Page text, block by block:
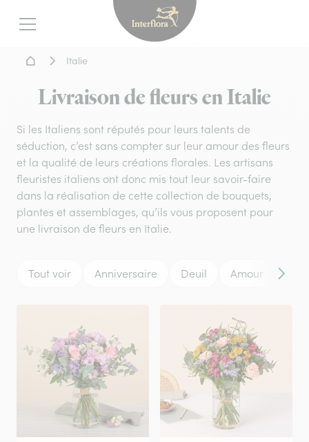
Menu
Interflora - livraison
Accueil - Livraison fleurs
Italie
Livraison de fleurs en Italie
Si les Italiens sont réputés pour leurs talents de
séduction, c’est sans compter sur leur amour des fleurs
et la qualité de leurs créations florales. Les artisans
fleuristes italiens ont donc mis tout leur savoir-faire
dans la réalisation de cette collection de bouquets,
plantes et assemblages, qu’ils vous proposent pour
une livraison de fleurs en Italie.
Tout voir Anniversaire Deuil Amour